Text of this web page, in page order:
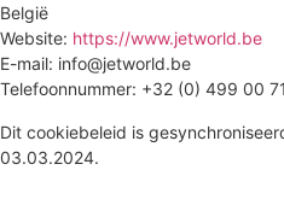
België
Website: https://www.jetworld.be
E-mail: info@jetworld.be
Telefoonnummer: +32 (0) 499 00
Dit cookiebeleid is
03.03.2024.